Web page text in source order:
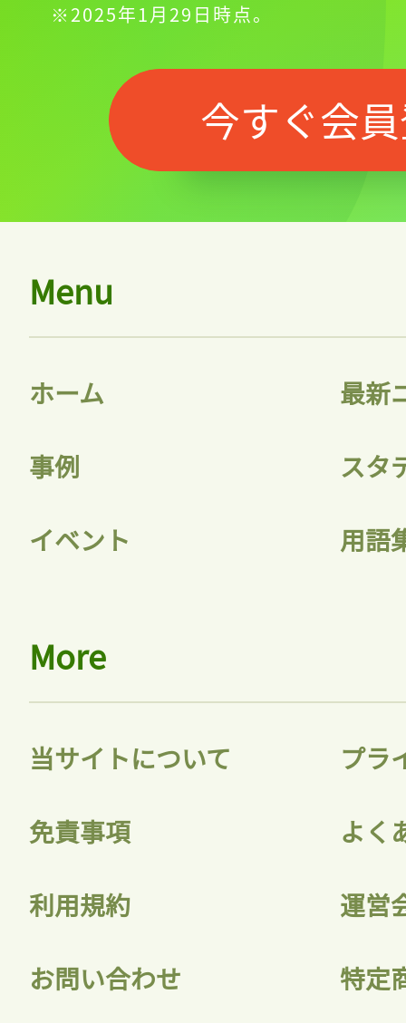
※2025年1月29日時点。
今すぐ会
Menu
ホーム 最新
事例 スタ
イベント 用語
More
当サイトについて プラ
免責事項 よく
利用規約 運営
お問い合わせ 特定